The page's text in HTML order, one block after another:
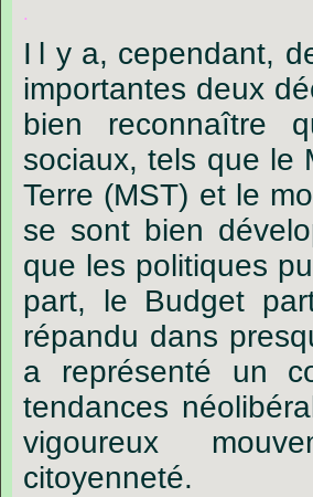
.
I l y a, cependant,
importantes deux
bien reconnaître
sociaux, tels que le
Terre (MST) et le
se sont bien
que les politiques
part, le Budget
répandu dans
a représenté un
tendances
vigoureux
citoyenneté.